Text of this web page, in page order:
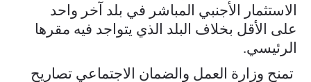
الاستثمار الأجنبي المباشر في بلد آخر واحد
على الأقل بخلاف البلد الذي يتواجد فيه مقرها
الرئيسي.
تمنح وزارة العمل والضمان الاجتماعي تصاريح